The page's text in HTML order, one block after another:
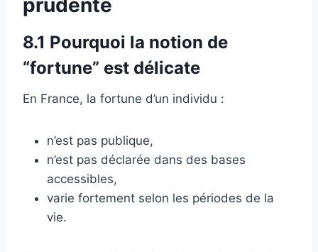
8.1 Pourquoi la notion de
“fortune” est délicate
En France, la fortune d’un individu :
n’est pas publique,
n’est pas déclarée dans des bases
accessibles,
varie fortement selon les périodes de la
vie.